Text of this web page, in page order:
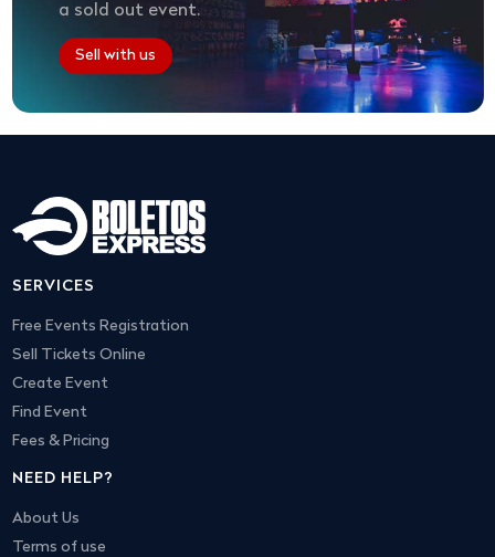
a sold out event.
Sell with us
SERVICES
Free Events Registration
Sell Tickets Online
Create Event
Find Event
Fees & Pricing
NEED HELP?
About Us
Terms of use